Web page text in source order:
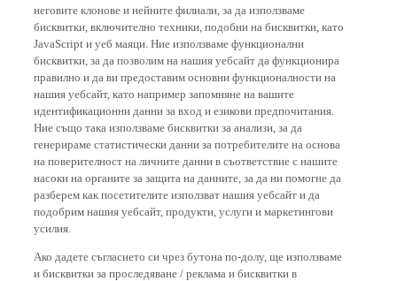
неговите клонове и нейните филиали, за да използваме
бисквитки, включително техники, подобни на бисквитки, като
JavaScript и уеб маяци. Ние използваме функционални
бисквитки, за да позволим на нашия уебсайт да функционира
правилно и да ви предоставим основни функционалности на
нашия уебсайт, като например запомняне на вашите
идентификационни данни за вход и езикови предпочитания.
Ние също така използваме бисквитки за анализи, за да
генерираме статистически данни за потребителите на основа
на поверителност на личните данни в съответствие с нашите
насоки на органите за защита на данните, за да ни помогне да
разберем как посетителите използват нашия уебсайт и да
подобрим нашия уебсайт, продукти, услуги и маркетингови
усилия.
Ако дадете съгласието си чрез бутона по-долу, ще използваме
и бисквитки за проследяване / реклама и бисквитки в